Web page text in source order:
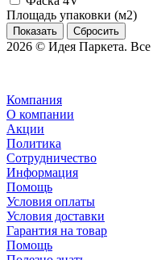
Площадь упаковки (м2)
Сбросить
2026 © Идея Паркета.
Компания
О компании
Акции
Политика
Сотрудничество
Информация
Помощь
Условия оплаты
Условия доставки
Гарантия на товар
Помощь